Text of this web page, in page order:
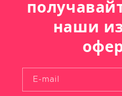
наши
E-mail